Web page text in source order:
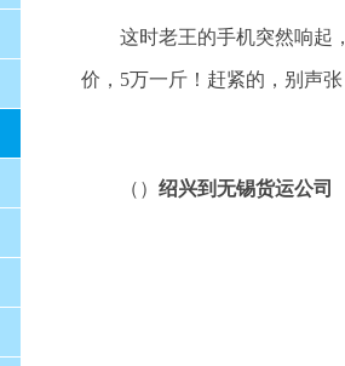
这时老王的手机突然响起
价，5万一斤！赶紧的，别声张
（） 绍兴到无锡货运公司